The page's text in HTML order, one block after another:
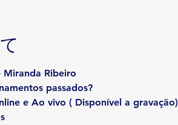
Miranda Ribeiro
passados?
e Ao vivo ( Disponível a gravação)